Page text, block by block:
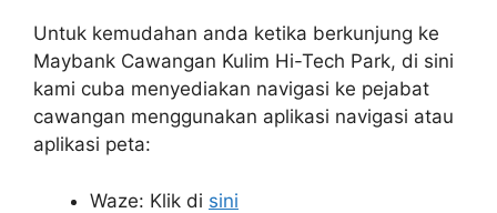
Untuk kemudahan anda ketika berkunjung ke
Maybank Cawangan Kulim Hi-Tech Park, di sini
kami cuba menyediakan navigasi ke pejabat
cawangan menggunakan aplikasi navigasi atau
aplikasi peta:
Waze: Klik di sini